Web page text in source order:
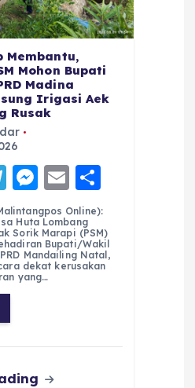
Membantu,
Mohon Bupati
Madina
Irigasi Aek
Rusak
T
el
e
g
r
a
m
M
e
ss
e
n
E
m
ai
l
h
a
re
Online):
Huta Lombang
Sorik Marapi (PSM)
Bupati/Wakil
Mandailing Natal,
dekat kerusakan
yang…